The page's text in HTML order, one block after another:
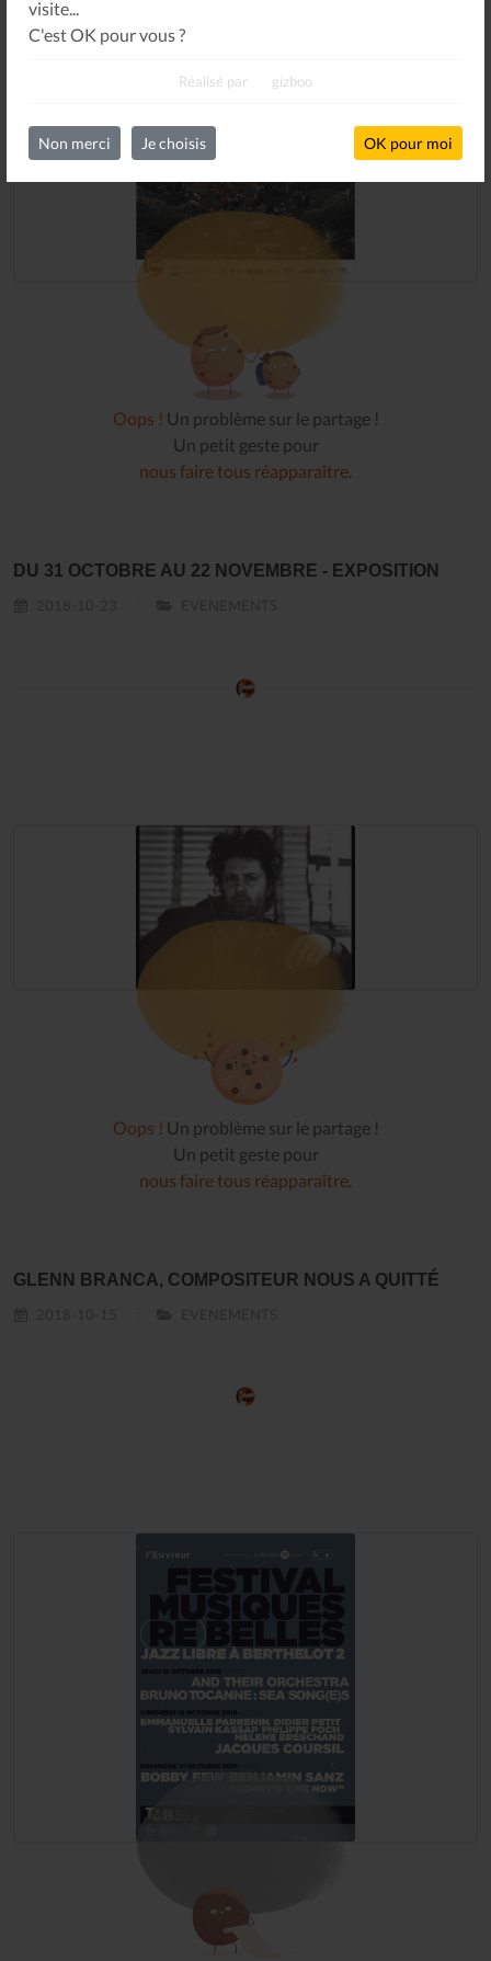
visite...
C'est OK pour vous ?
Réalisé par gizboo
Non merci Je choisis OK pour moi
Oops ! Un problème sur le partage !
Un petit geste pour
nous faire tous réapparaître.
DU 31 OCTOBRE AU 22 NOVEMBRE - EXPOSITION
Oops ! Un problème sur le partage !
Un petit geste pour
nous faire tous réapparaître.
GLENN BRANCA, COMPOSITEUR NOUS A QUITTÉ